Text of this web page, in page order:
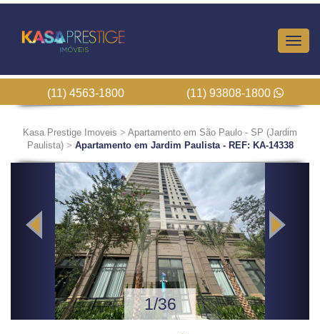
(11) 4563-1800 (11) 93808-1800
Kasa Prestige Imoveis > Apartamento em São Paulo - SP (Jardim
Paulista) > Apartamento em Jardim Paulista - REF: KA-14338
1/36
Previous